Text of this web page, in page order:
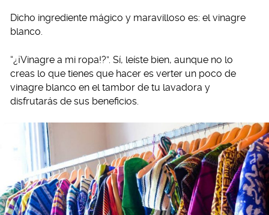
Dicho ingrediente mágico y maravilloso es: el vinagre
blanco.
“¿¡Vinagre a mi ropa!?”. Sí, leíste bien, aunque no lo
creas lo que tienes que hacer es verter un poco de
vinagre blanco en el tambor de tu lavadora y
disfrutarás de sus beneficios.